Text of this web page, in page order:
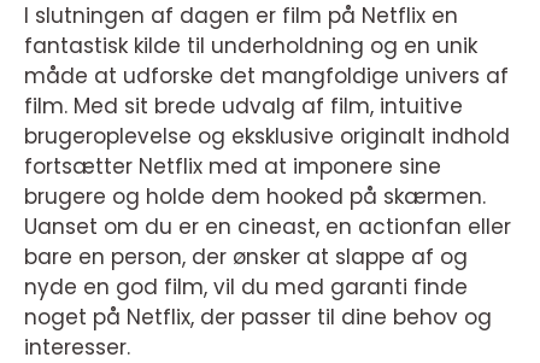
I slutningen af dagen er film på Netflix en
fantastisk kilde til underholdning og en unik
måde at udforske det mangfoldige univers af
film. Med sit brede udvalg af film, intuitive
brugeroplevelse og eksklusive originalt indhold
fortsætter Netflix med at imponere sine
brugere og holde dem hooked på skærmen.
Uanset om du er en cineast, en actionfan eller
bare en person, der ønsker at slappe af og
nyde en god film, vil du med garanti finde
noget på Netflix, der passer til dine behov og
interesser.